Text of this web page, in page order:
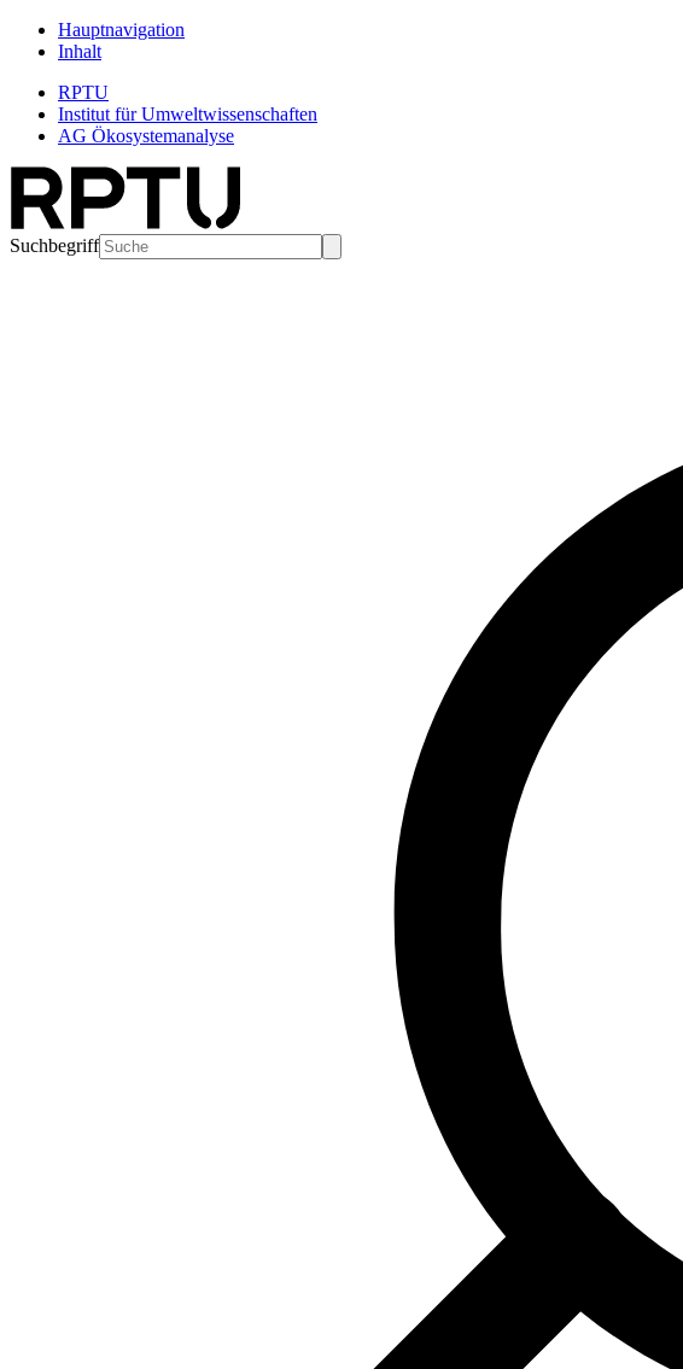
Hauptnavigation
Inhalt
RPTU
Institut für Umweltwissenschaften
AG Ökosystemanalyse
Suchbegriff